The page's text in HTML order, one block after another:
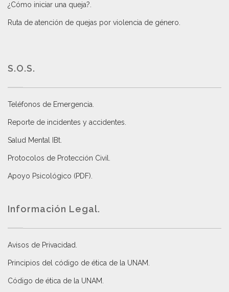
¿Cómo iniciar una queja?
Ruta de atención de quejas por violencia de género
S.O.S.
Teléfonos de Emergencia.
Reporte de incidentes y accidentes
Salud Mental IBt
Protocolos de Protección Civil
Apoyo Psicológico (PDF)
Información Legal.
Avisos de Privacidad
Principios del código de ética de la UNAM
Código de ética de la UNAM